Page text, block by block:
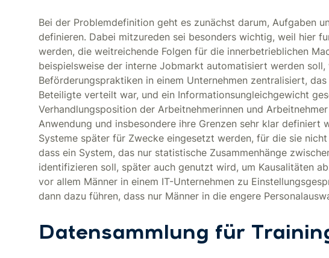
Bei der Problemdefinition geht es zunächst darum, Aufgaben
definieren. Dabei mitzureden sei besonders wichtig, weil hier
werden, die weitreichende Folgen für die innerbetrieblichen
beispielsweise der interne Jobmarkt automatisiert werden soll,
Beförderungspraktiken in einem Unternehmen zentralisiert,
Beteiligte verteilt war, und ein Informationsungleichgewicht
Verhandlungsposition der Arbeitnehmerinnen und
Anwendung und insbesondere ihre Grenzen sehr klar definiert
Systeme später für Zwecke eingesetzt werden, für die sie
dass ein System, das nur statistische Zusammenhänge
identifizieren soll, später auch genutzt wird, um Kausalitäten
vor allem Männer in einem IT-Unternehmen zu
dann dazu führen, dass nur Männer in die engere
Datensammlung für